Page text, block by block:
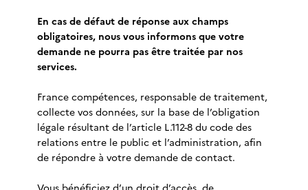
En cas de défaut de réponse aux champs
obligatoires, nous vous informons que votre
demande ne pourra pas être traitée par nos
services.
France compétences, responsable de traitement,
collecte vos données, sur la base de l’obligation
légale résultant de l’article L.112-8 du code des
relations entre le public et l’administration, afin
de répondre à votre demande de contact.